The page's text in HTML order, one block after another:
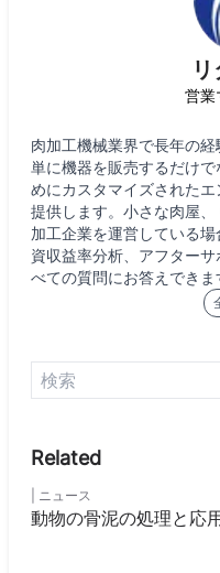
営業
肉加工機械業界で長年の
単に機器を販売するだけ
めにカスタマイズされた
提供します。小さな肉屋
加工企業を運営している
資収益率分析、アフター
べての質問にお答えできま
ニュース
動物の骨泥の処理と応